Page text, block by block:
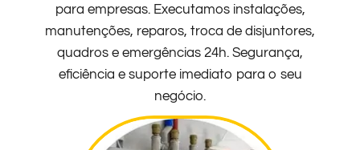
para empresas. Executamos instalações,
manutenções, reparos, troca de disjuntores,
quadros e emergências 24h. Segurança,
eficiência e suporte imediato para o seu
negócio.